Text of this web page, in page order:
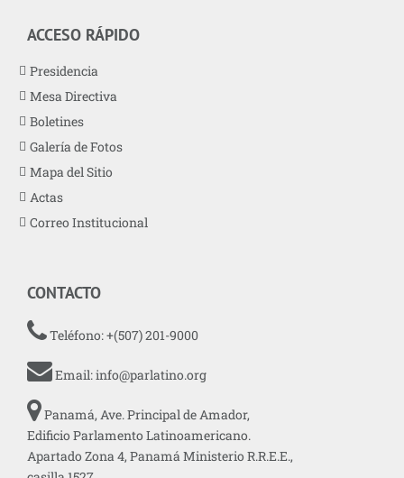
ACCESO RÁPIDO
Presidencia
Mesa Directiva
Boletines
Galería de Fotos
Mapa del Sitio
Actas
Correo Institucional
CONTACTO
Teléfono: +(507) 201-9000
Email:info@parlatino.org
Panamá, Ave. Principal de Amador,
Edificio Parlamento Latinoamericano.
Apartado Zona 4, Panamá Ministerio R.R.E.E.,